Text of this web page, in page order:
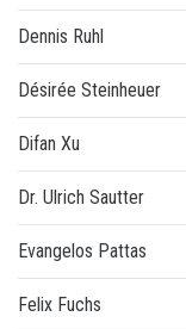
Dennis Ruhl
Désirée Steinheuer
Difan Xu
Dr. Ulrich Sautter
Evangelos Pattas
Felix Fuchs